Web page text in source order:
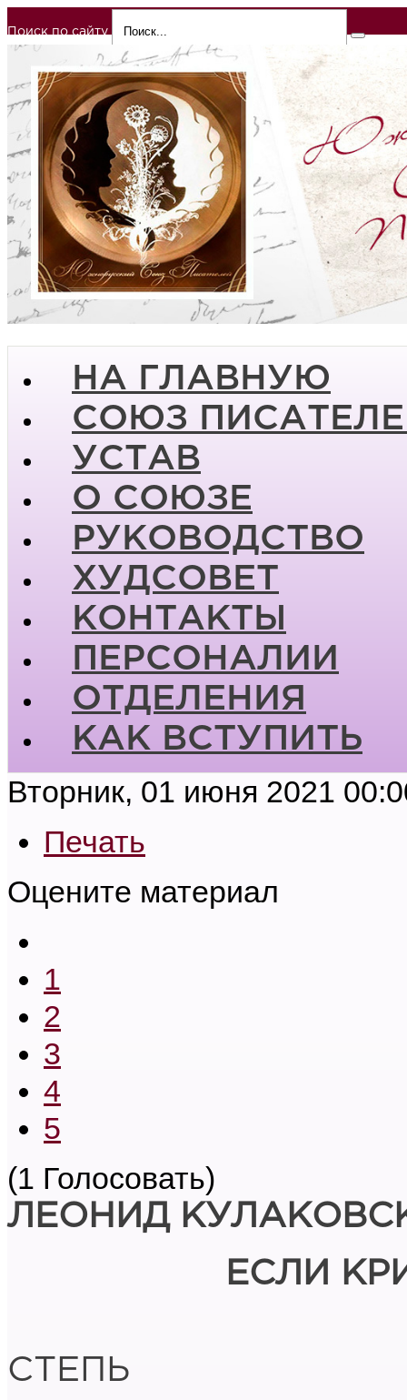
Поиск по сайту
НА ГЛАВНУЮ
СОЮЗ
УСТАВ
О СОЮЗЕ
РУКОВОДСТВО
ХУДСОВЕТ
КОНТАКТЫ
ПЕРСОНАЛИИ
ОТДЕЛЕНИЯ
КАК ВСТУПИТЬ
Вторник, 01 июня 2021
Печать
Оцените материал
1
2
3
4
5
(1 Голосовать)
ЛЕОНИД
ЕСЛИ
СТЕПЬ